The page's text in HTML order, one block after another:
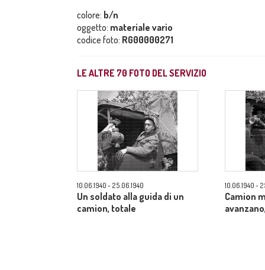
colore: b/n
oggetto: materiale vario
codice foto: RG00000271
LE ALTRE 70 FOTO DEL SERVIZIO
10.06.1940 - 25.06.1940
Un soldato alla guida di un
camion, totale
10.06.1940 -
Camion